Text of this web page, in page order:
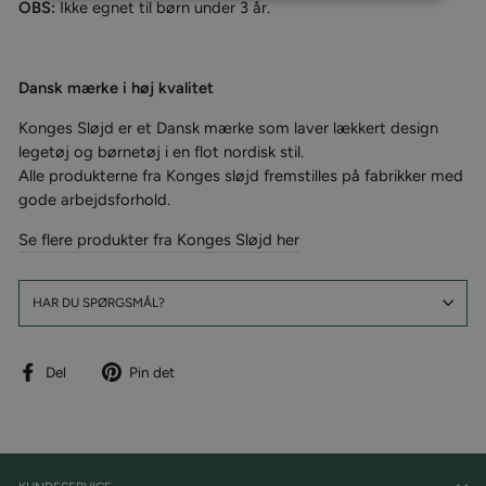
OBS: Ikke egnet til børn under 3 år.
Dansk mærke i høj kvalitet
Konges Sløjd er et Dansk mærke som laver lækkert design
legetøj og børnetøj i en flot nordisk stil.
Alle produkterne fra Konges sløjd fremstilles på fabrikker med
gode arbejdsforhold.
Se flere produkter fra Konges Sløjd her
HAR DU SPØRGSMÅL?
Del
Del
Pin det